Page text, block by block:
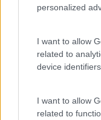
personalized
I want to allow
related to
device
I want to allow
related to